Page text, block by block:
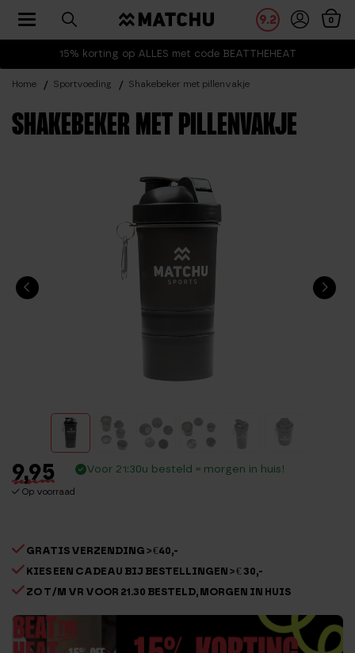
15% korting op ALLES met code BEATTHEHEAT
9.2 0
Toggle navigation
Home Sportvoeding Shakebeker met pillenvakje
SHAKEBEKER MET PILLENVAKJE
9,95
Op voorraad
Voor 21:30u besteld = morgen in huis!
GRATIS VERZENDING > €40,-
KIES EEN CADEAU BIJ BESTELLINGEN > € 30,-
ZO T/M VR VOOR 21.30 BESTELD, MORGEN IN HUIS